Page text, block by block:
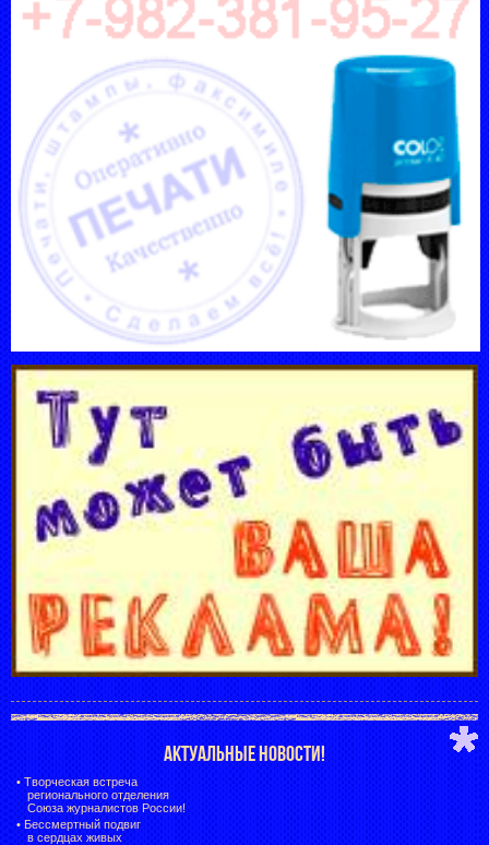
АКТУАЛЬНЫЕ НОВОСТИ!
• Творческая встреча
регионального отделения
Союза журналистов России!
• Бессмертный подвиг
в сердцах живых